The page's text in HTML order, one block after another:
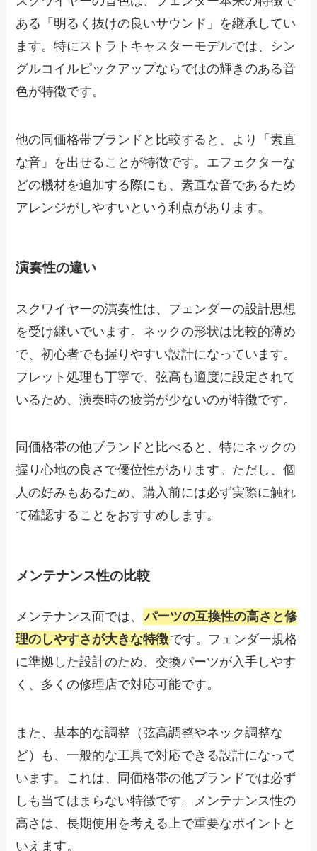
ある「明るく抜けの良いサウンド」を継承してい
ます。特にストラトキャスターモデルでは、シン
グルコイルピックアップならではの輝きのある音
色が特徴です。
他の同価格帯ブランドと比較すると、より「素直
な音」を出せることが特徴です。エフェクターな
どの機材を追加する際にも、素直な音であるため
アレンジがしやすいという利点があります。
演奏性の違い
スクワイヤーの演奏性は、フェンダーの設計思想
を受け継いでいます。ネックの形状は比較的薄め
で、初心者でも握りやすい設計になっています。
フレット処理も丁寧で、弦高も適度に設定されて
いるため、演奏時の疲労が少ないのが特徴です。
同価格帯の他ブランドと比べると、特にネックの
握り心地の良さで優位性があります。ただし、個
人の好みもあるため、購入前には必ず実際に触れ
て確認することをおすすめします。
メンテナンス性の比較
メンテナンス面では、 パーツの互換性の高さと修
理のしやすさが大きな特徴です。フェンダー規格
に準拠した設計のため、交換パーツが入手しやす
く、多くの修理店で対応可能です。
また、基本的な調整（弦高調整やネック調整な
ど）も、一般的な工具で対応できる設計になって
います。これは、同価格帯の他ブランドでは必ず
しも当てはまらない特徴です。メンテナンス性の
高さは、長期使用を考える上で重要なポイントと
いえます。